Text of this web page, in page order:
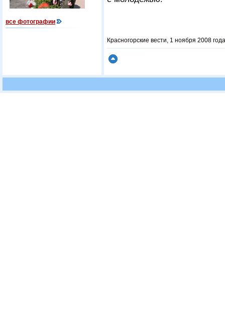
все фотографии
Красногорские вести, 1 ноября 2008